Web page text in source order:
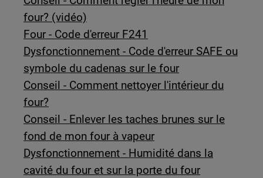
four? (vidéo)
Four - Code d'erreur F241
Dysfonctionnement - Code d'erreur SAFE ou
symbole du cadenas sur le four
Conseil - Comment nettoyer l'intérieur du
four?
Conseil - Enlever les taches brunes sur le
fond de mon four à vapeur
Dysfonctionnement - Humidité dans la
cavité du four et sur la porte du four